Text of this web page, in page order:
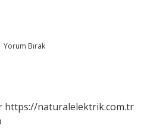
Yorum Bırak
https://naturalelektrik.com.tr